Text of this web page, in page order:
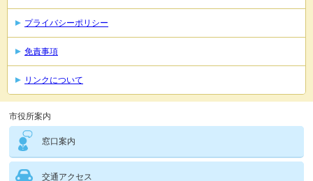
プライバシーポリシー
免責事項
リンクについて
市役所案内
窓口案内
交通アクセス